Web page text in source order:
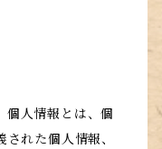
個人情報とは、個
れた個人情報、